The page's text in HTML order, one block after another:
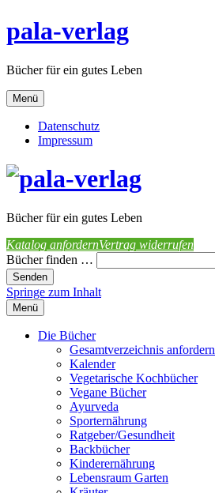
pala-verlag
Bücher für ein gutes Leben
Menü
Datenschutz
Impressum
Bücher für ein gutes Leben
Katalog anfordernVertrag widerrufen
Bücher finden …
Springe zum Inhalt
Menü
Die Bücher
Gesamtverzeichnis anfordern
Kalender
Vegetarische Kochbücher
Vegane Bücher
Ayurveda
Sporternährung
Ratgeber/Gesundheit
Backbücher
Kinderernährung
Lebensraum Garten